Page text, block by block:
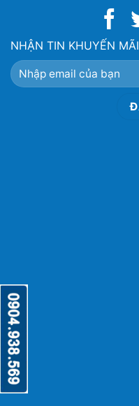
NHẬN TIN KHUYẾN MÃI